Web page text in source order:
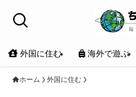
外国に住む 海外で遊ぶ
ホーム 外国に住む